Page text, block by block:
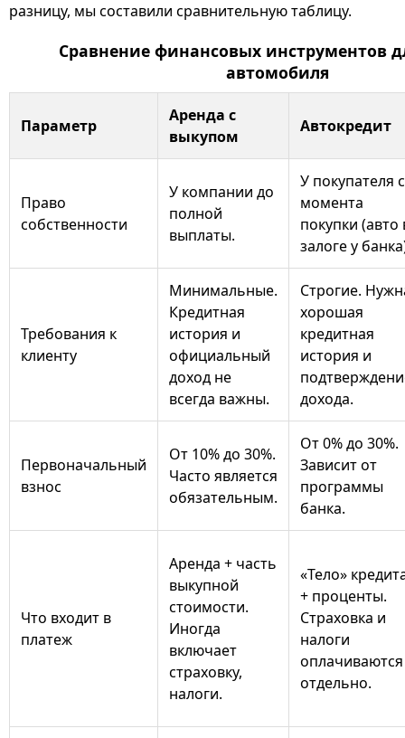
разницу, мы составили сравнительную таблицу.
Сравнение финансовых инструментов
автомобиля
Параметр
Аренда с
выкупом
Автокредит
Право
собственности
У компании до
полной
выплаты.
У покупателя с
момента
покупки (авто
залоге у
Требования к
клиенту
Минимальные.
Кредитная
история и
официальный
доход не
всегда важны.
Строгие.
хорошая
кредитная
история и
дохода.
Первоначальный
взнос
От 10% до 30%.
Часто является
обязательным.
От 0% до 30%.
Зависит от
программы
банка.
Что входит в
платеж
Аренда + часть
выкупной
стоимости.
Иногда
включает
страховку,
налоги.
«Тело»
+ проценты.
Страховка и
налоги
оплачиваются
отдельно.